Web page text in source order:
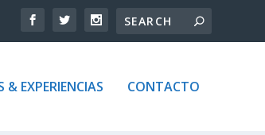
& EXPERIENCIAS CONTACTO